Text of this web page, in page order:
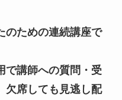
のための連続講座で
で講師への質問・受
欠席しても見逃し配